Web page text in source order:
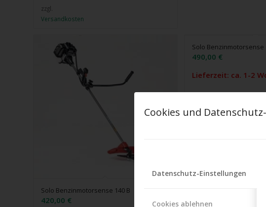
Cookies und
Datenschutz-Einstellungen
Cookies ablehnen
zzgl.
Versandkosten
Solo Benzinmotorsense 140 B
420,00 €
Solo Benzinmotorsense
490,00 €
Lieferzeit: ca. 1-2